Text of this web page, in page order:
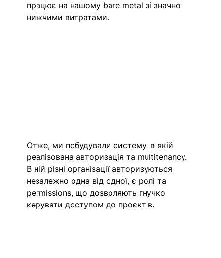
працює на нашому bare metal зі значно
нижчими витратами.
Отже, ми побудували систему, в якій
реалізована авторизація та multitenancy.
В ній різні організації авторизуються
незалежно одна від одної, є ролі та
permissions, що дозволяють гнучко
керувати доступом до проєктів.